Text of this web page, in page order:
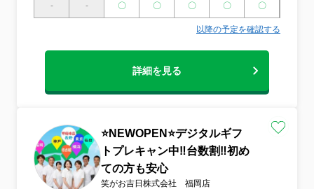
気扇など）にも幅広く対応しております。
気になることがございましたら、お気軽に
ご相談ください。◆営業時間外や対応エリ
満足いただけない場合は、無料で追加対応
ヒアリングも丁寧に行い、お客様に寄り添
ったサービスをご提供いたします。お客様
のご要望をお聞かせください。
-
-
〇
〇
〇
〇
〇
以降の予定を確認する
詳細を見る
⭐NEWOPEN⭐デジタルギフ
トプレキャン中‼️台数割‼️初め
ての方も安心
笑がお吉日株式会社 福岡店